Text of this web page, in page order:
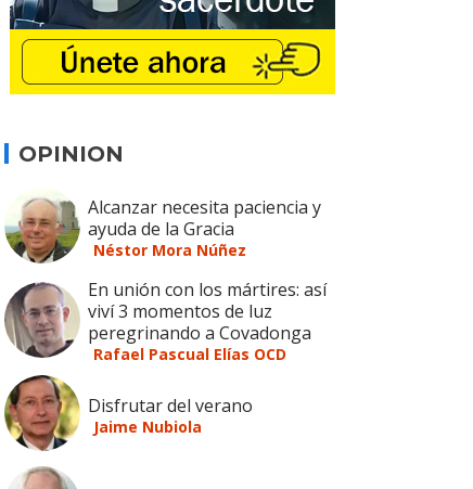
OPINION
Alcanzar necesita paciencia y
ayuda de la Gracia
Néstor Mora Núñez
En unión con los mártires: así
viví 3 momentos de luz
peregrinando a Covadonga
Rafael Pascual Elías OCD
Disfrutar del verano
Jaime Nubiola